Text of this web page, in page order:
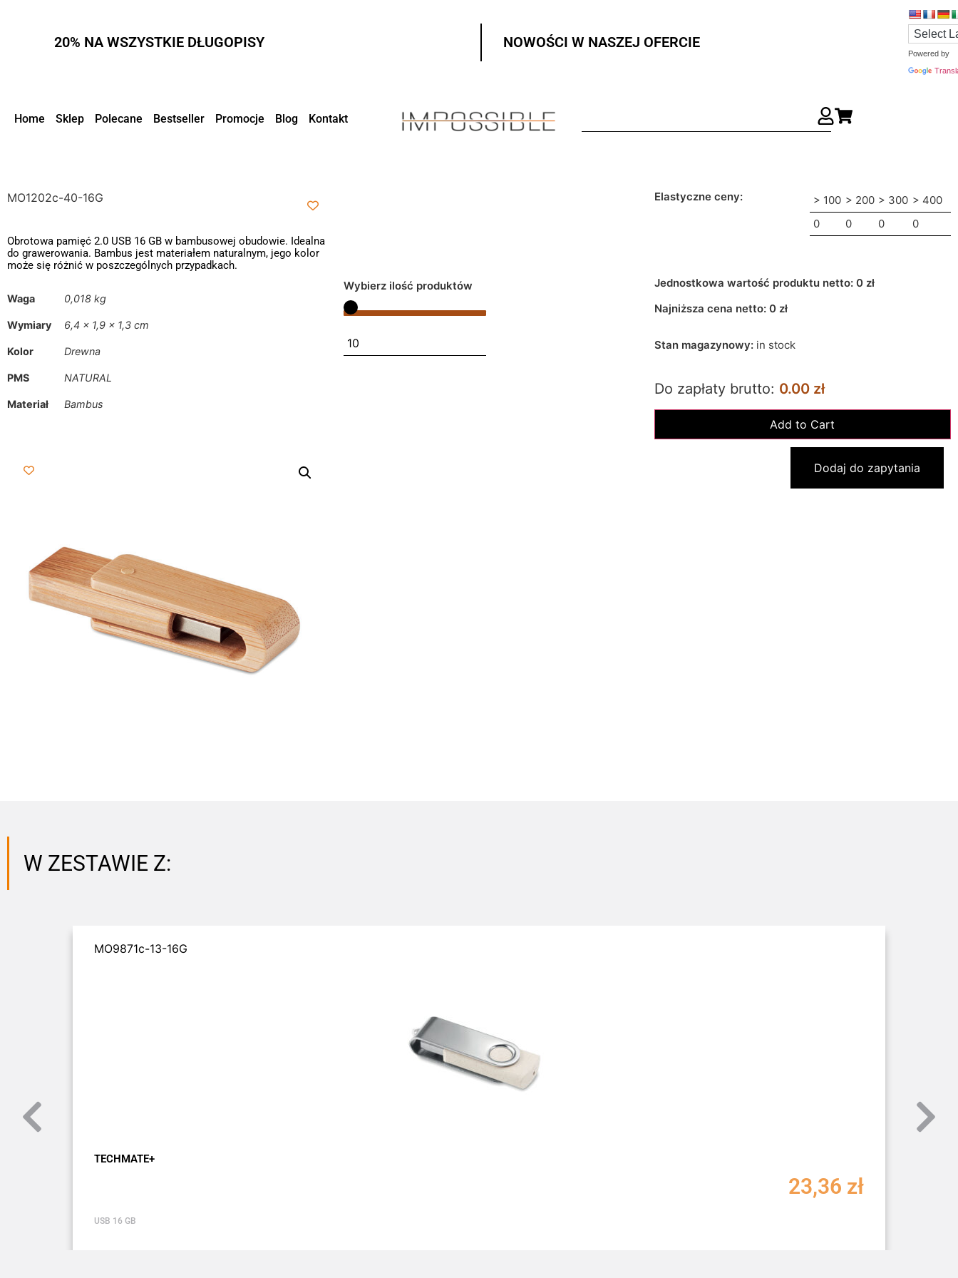
20% NA WSZYSTKIE DŁUGOPISY NOWOŚCI W NASZEJ OFERCIE
Powered by
Home Sklep Polecane Bestseller Promocje Blog Kontakt
MO1202c-40-16G
Obrotowa pamięć 2.0 USB 16 GB w bambusowej obudowie. Idealna
do grawerowania. Bambus jest materiałem naturalnym, jego kolor
może się różnić w poszczególnych przypadkach.
Waga 0,018 kg
Wymiary 6,4 × 1,9 × 1,3 cm
Kolor Drewna
PMS NATURAL
Materiał Bambus
Elastyczne ceny: > 100 > 200 > 300 > 400
0
0 0 0
Wybierz ilość produktów Jednostkowa wartość produktu netto: 0 zł
Najniższa cena netto: 0zł
Stan magazynowy: in stock
Do zapłaty brutto: 0.00 zł
Dodaj do zapytania
W ZESTAWIE Z:
MO9871c-13-16G
TECHMATE+
23,36 zł
USB 16 GB